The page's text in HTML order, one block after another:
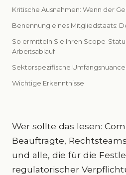
Kritische Ausnahmen: Wenn der
Benennung eines Mitgliedstaats:
So ermitteln Sie Ihren Scope-
Arbeitsablauf
Sektorspezifische
Wichtige Erkenntnisse
Wer sollte das lesen:
Beauftragte,
und alle, die für die
regulatorischer